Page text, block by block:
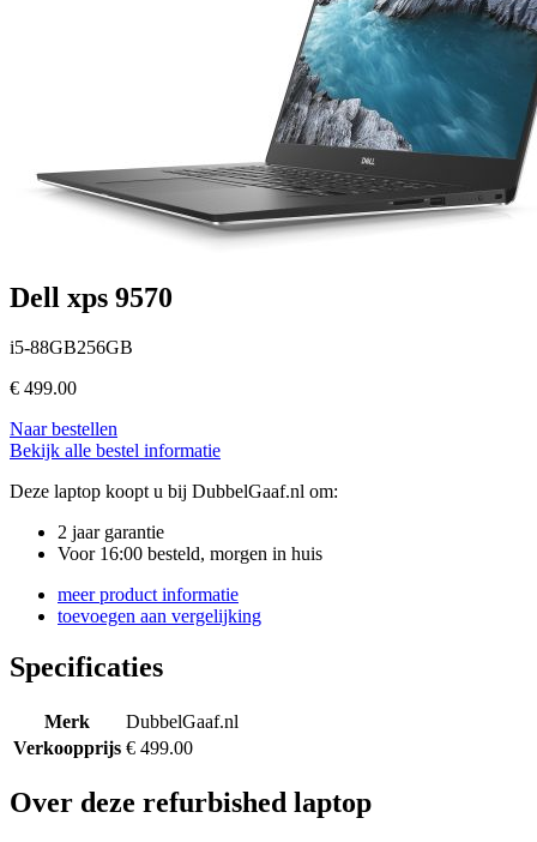
Dell xps 9570
i5-88GB256GB
€ 499.00
Naar bestellen
Bekijk alle bestel informatie
Deze laptop koopt u bij DubbelGaaf.nl om:
2 jaar garantie
Voor 16:00 besteld, morgen in huis
meer product informatie
toevoegen aan vergelijking
Specificaties
Merk
DubbelGaaf.nl
Verkoopprijs € 499.00
Over deze refurbished laptop